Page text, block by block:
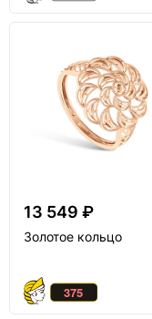
13 549 ₽
Золотое кольцо